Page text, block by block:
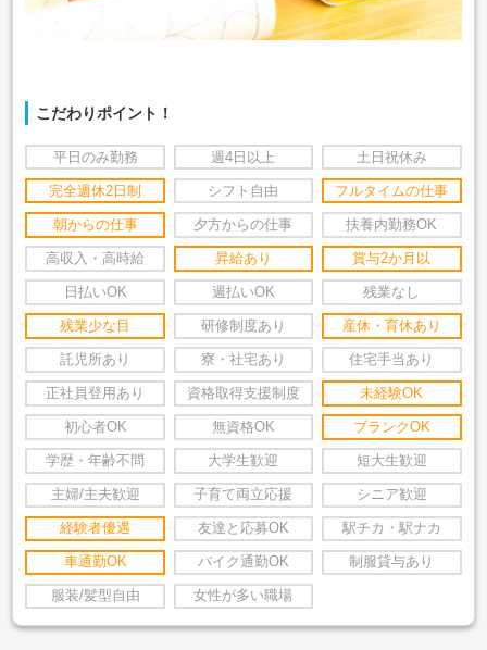
こだわりポイント！
平日のみ勤務 週4日以上 土日祝休み
完全週休2日制 シフト自由 フルタイムの仕事
朝からの仕事 夕方からの仕事 扶養内勤務OK
高収入・高時給 昇給あり 賞与2か月以
日払いOK 週払いOK 残業なし
残業少な目 研修制度あり 産休・育休あり
託児所あり 寮・社宅あり 住宅手当あり
正社員登用あり 資格取得支援制度 未経験OK
初心者OK 無資格OK ブランクOK
学歴・年齢不問 大学生歓迎 短大生歓迎
主婦/主夫歓迎 子育て両立応援 シニア歓迎
経験者優遇 友達と応募OK 駅チカ・駅ナカ
車通勤OK バイク通勤OK 制服貸与あり
服装/髪型自由 女性が多い職場